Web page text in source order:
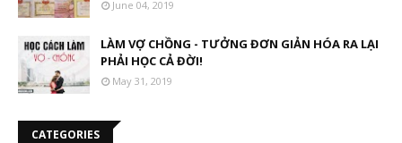
June 04, 2019
LÀM VỢ CHỒNG - TƯỞNG ĐƠN GIẢN HÓA RA LẠI
PHẢI HỌC CẢ ĐỜI!
May 31, 2019
CATEGORIES